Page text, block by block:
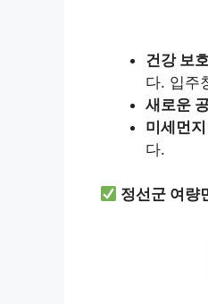
건강 보호
다. 입주
새로운
미세먼
다.
정선군 여량